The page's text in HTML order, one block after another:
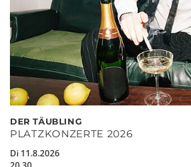
DER TÄUBLING
PLATZKONZERTE 2026
Di 11.8.2026